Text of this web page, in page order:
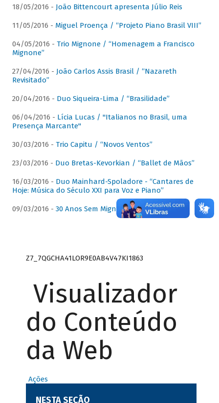
18/05/2016 - João Bittencourt apresenta Júlio Reis
11/05/2016 - Miguel Proença / “Projeto Piano Brasil VIII”
04/05/2016 - Trio Mignone / “Homenagem a Francisco
Mignone”
27/04/2016 - João Carlos Assis Brasil / “Nazareth
Revisitado”
20/04/2016 - Duo Siqueira-Lima / “Brasilidade”
06/04/2016 - Lícia Lucas / "Italianos no Brasil, uma
Presença Marcante"
30/03/2016 - Trio Capitu / “Novos Ventos”
23/03/2016 - Duo Bretas-Kevorkian / “Ballet de Mãos”
16/03/2016 - Duo Mainhard-Spoladore - “Cantares de
Hoje: Música do Século XXI para Voz e Piano”
09/03/2016 - 30 Anos Sem Mignone
Z7_7QGCHA41LOR9E0AB4V47KI1863
Visualizador
do Conteúdo
da Web
Ações
NESTA SEÇÃO